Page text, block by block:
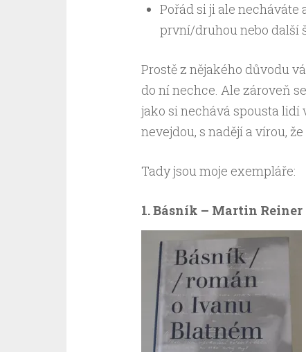
Pořád si ji ale
první/druhou nebo další
Prostě z nějakého důvodu
do ní nechce. Ale zároveň
jako si nechává spousta lidí
nevejdou, s nadějí a vírou,
Tady jsou moje exempláře:
1. Básník – Martin Reiner